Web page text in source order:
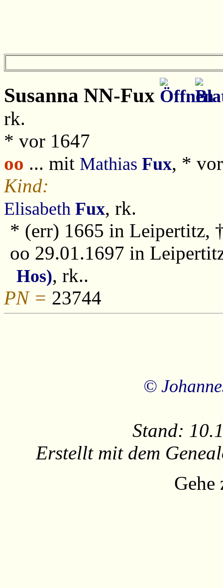
Susanna NN-Fux
rk.
* vor 1647
oo ... mit Mathias Fux, *
Kind:
Elisabeth Fux, rk.
* (err) 1665 in Leipertitz,
oo 29.01.1697 in
Hos), rk..
PN = 23744
©
Stand:
Erstellt mit dem